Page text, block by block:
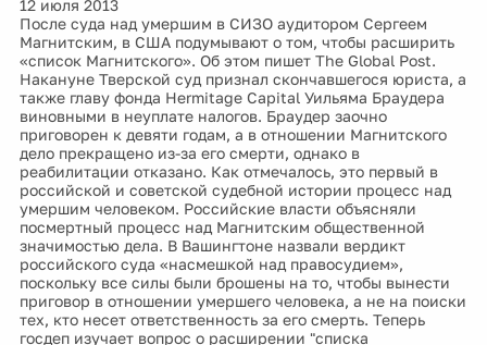
12 июля 2013
После суда над умершим в СИЗО аудитором Сергеем
Магнитским, в США подумывают о том, чтобы расширить
«список Магнитского». Об этом пишет The Global Post.
Накануне Тверской суд признал скончавшегося юриста, а
также главу фонда Hermitage Capital Уильяма Браудера
виновными в неуплате налогов. Браудер заочно
приговорен к девяти годам, а в отношении Магнитского
дело прекращено из-за его смерти, однако в
реабилитации отказано. Как отмечалось, это первый в
российской и советской судебной истории процесс над
умершим человеком. Российские власти объясняли
посмертный процесс над Магнитским общественной
значимостью дела. В Вашингтоне назвали вердикт
российского суда «насмешкой над правосудием»,
поскольку все силы были брошены на то, чтобы вынести
приговор в отношении умершего человека, а не на поиски
тех, кто несет ответственность за его смерть. Теперь
госдеп изучает вопрос о расширении "списка